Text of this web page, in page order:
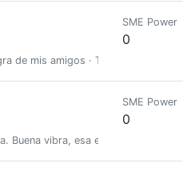
de mis amigos · Team Mosqueteros
SME Power
0
vibra, esa es la actitud,
SME Power
0